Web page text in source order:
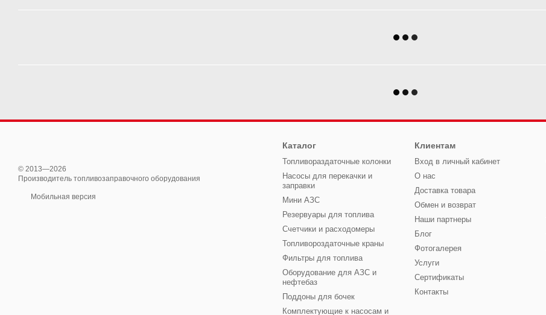
© 2013—2026
Производитель топливозаправочного оборудования
Мобильная версия
Каталог
Топливораздаточные колонки
Насосы для перекачки и
заправки
Мини АЗС
Резервуары для топлива
Счетчики и расходомеры
Топливороздаточные краны
Фильтры для топлива
Оборудование для АЗС и
нефтебаз
Поддоны для бочек
Комплектующие к насосам и
Клиентам
Вход в личный кабинет
О нас
Доставка товара
Обмен и возврат
Наши партнеры
Блог
Фотогалерея
Услуги
Сертификаты
Контакты